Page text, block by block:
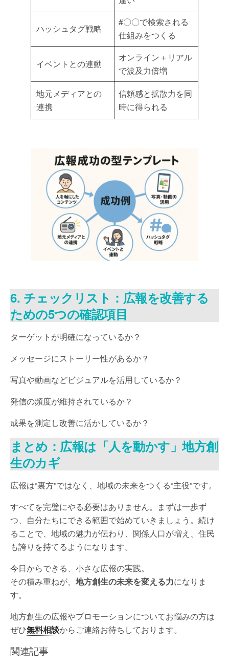
ハッシュタグ戦略
#〇〇で検索される
仕組みをつくる
イベントとの連動
オンライン＋リアル
で波及力倍増
地元メディアとの
連携
信頼感と拡散力を同
時に得られる
6. チェックリスト：広報を改善する
ための5つの確認項目
ターゲットが明確になっているか？
メッセージにストーリー性があるか？
写真や動画などビジュアルを活用しているか？
発信の頻度が維持されているか？
成果を測定し改善に活かしているか？
まとめ：広報は「人を動かす」地方創
生のカギ
広報は“裏方”ではなく、地域の未来をつくる“主役”です。
すべてを完璧にやる必要はありません。まずは一歩ず
つ、自分たちにできる範囲で始めていきましょう。続け
ることで、地域の魅力が伝わり、関係人口が増え、住民
も誇りを持てるようになります。
今日からできる、小さな広報の実践。
その積み重ねが、 地方創生の未来を変える力になりま
す。
地方創生の広報やプロモーションについてお悩みの方は
ぜひ無料相談からご連絡お待ちしております。
関連記事